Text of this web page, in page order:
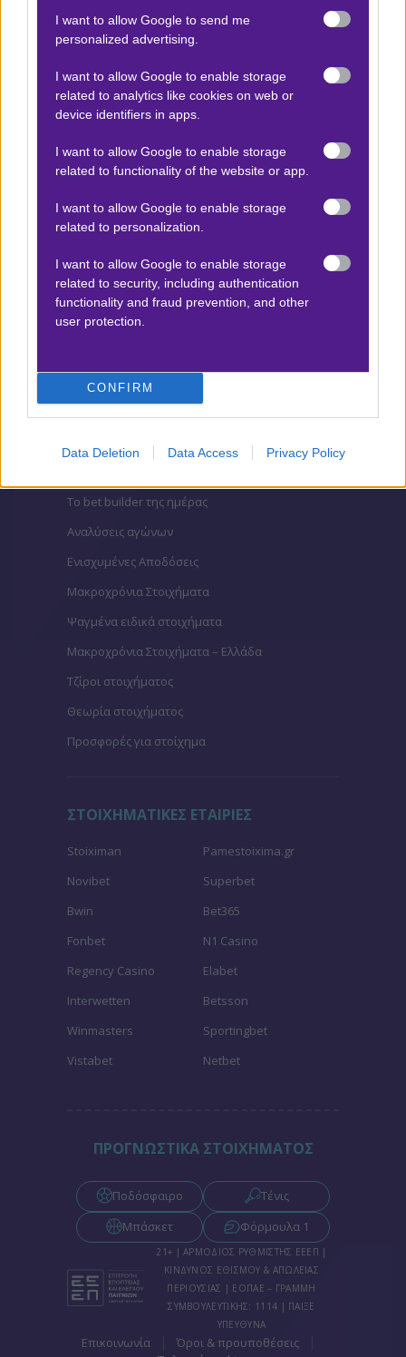
I want to allow Google to send me
personalized advertising.
I want to allow Google to enable storage
related to analytics like cookies on web or
device identifiers in apps.
I want to allow Google to enable storage
related to functionality of the website or app.
I want to allow Google to enable storage
related to personalization.
I want to allow Google to enable storage
related to security, including authentication
functionality and fraud prevention, and other
user protection.
CONFIRM
Data Deletion Data Access Privacy Policy
Αποτέλεσμα:
Προσφορές*
ΒΑΘΜΟΛΟΓΙΕΣ
Super league
Βαθμολογίες Γερμανίας – Bundesliga
Βαθμολογίες Ισπανίας- La liga
Βαθμολογίες Ιταλίας- Serie A
To bet builder της ημέρας
Αναλύσεις αγώνων
Ενισχυμένες Αποδόσεις
Μακροχρόνια Στοιχήματα
Ψαγμένα ειδικά στοιχήματα
Μακροχρόνια Στοιχήματα – Ελλάδα
Τζίροι στοιχήματος
Θεωρία στοιχήματος
Προσφορές για στοίχημα
ΣΤΟΙΧΗΜΑΤΙΚΕΣ ΕΤΑΙΡΙΕΣ
Stoiximan
Pamestoixima.gr
Novibet
Superbet
Bwin
Bet365
Fonbet
N1 Casino
Regency Casino
Elabet
Interwetten
Betsson
Winmasters
Sportingbet
Vistabet
Netbet
ΠΡΟΓΝΩΣΤΙΚΑ ΣΤΟΙΧΗΜΑΤΟΣ
Ποδόσφαιρο
Τένις
Μπάσκετ
Φόρμουλα 1
21+ | ΑΡΜΟΔΙΟΣ ΡΥΘΜΙΣΤΗΣ ΕΕΕΠ |
ΚΙΝΔΥΝΟΣ ΕΘΙΣΜΟΥ & ΑΠΩΛΕΙΑΣ
ΠΕΡΙΟΥΣΙΑΣ | ΕΟΠΑΕ – ΓΡΑΜΜΗ
ΣΥΜΒΟΥΛΕΥΤΙΚΗΣ: 1114 | ΠΑΙΞΕ
ΥΠΕΥΘΥΝΑ
Επικοινωνία Όροι & προυποθέσεις